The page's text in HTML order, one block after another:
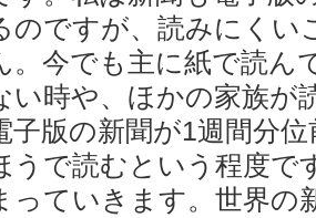
のですが、読みにくい
。今でも主に紙で読ん
い時や、ほかの家族が
子版の新聞が1週間分
うで読むという程度で
っていきます。世界の